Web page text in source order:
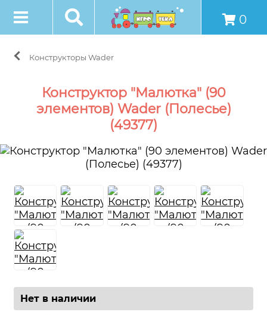
0
Конструкторы Wader
Конструктор "Малютка" (90
элементов) Wader (Полесье)
(49377)
Нет в наличии